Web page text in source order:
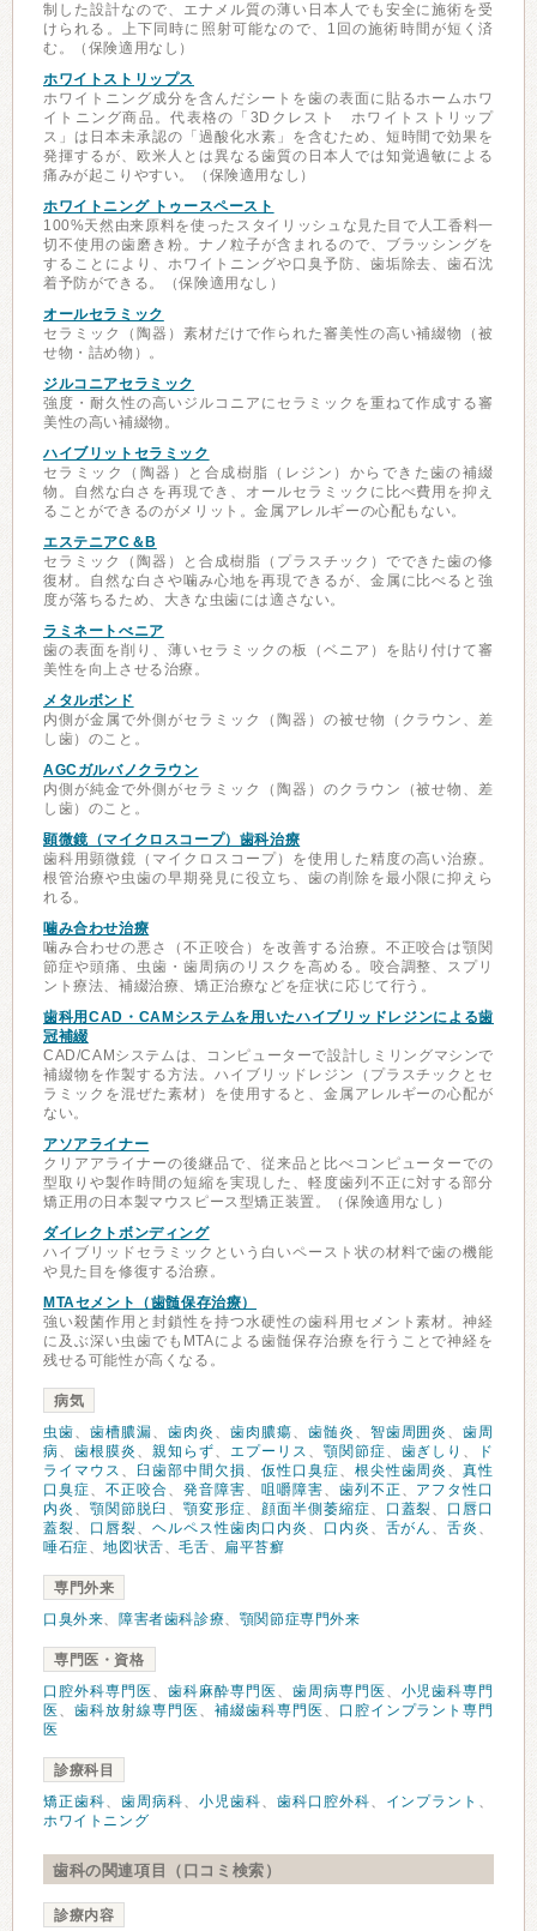
制した設計なので、エナメル質の薄い日本人でも安全に施術を受
けられる。上下同時に照射可能なので、1回の施術時間が短く済
む。（保険適用なし）
ホワイトストリップス
ホワイトニング成分を含んだシートを歯の表面に貼るホームホワ
イトニング商品。代表格の「3Dクレスト ホワイトストリップ
ス」は日本未承認の「過酸化水素」を含むため、短時間で効果を
発揮するが、欧米人とは異なる歯質の日本人では知覚過敏による
痛みが起こりやすい。（保険適用なし）
ホワイトニング トゥースペースト
100%天然由来原料を使ったスタイリッシュな見た目で人工香料一
切不使用の歯磨き粉。ナノ粒子が含まれるので、ブラッシングを
することにより、ホワイトニングや口臭予防、歯垢除去、歯石沈
着予防ができる。（保険適用なし）
オールセラミック
セラミック（陶器）素材だけで作られた審美性の高い補綴物（被
せ物・詰め物）。
ジルコニアセラミック
強度・耐久性の高いジルコニアにセラミックを重ねて作成する審
美性の高い補綴物。
ハイブリットセラミック
セラミック（陶器）と合成樹脂（レジン）からできた歯の補綴
物。自然な白さを再現でき、オールセラミックに比べ費用を抑え
ることができるのがメリット。金属アレルギーの心配もない。
エステニアC＆B
セラミック（陶器）と合成樹脂（プラスチック）でできた歯の修
復材。自然な白さや噛み心地を再現できるが、金属に比べると強
度が落ちるため、大きな虫歯には適さない。
ラミネートべニア
歯の表面を削り、薄いセラミックの板（ベニア）を貼り付けて審
美性を向上させる治療。
メタルボンド
内側が金属で外側がセラミック（陶器）の被せ物（クラウン、差
し歯）のこと。
AGCガルバノクラウン
内側が純金で外側がセラミック（陶器）のクラウン（被せ物、差
し歯）のこと。
顕微鏡（マイクロスコープ）歯科治療
歯科用顕微鏡（マイクロスコープ）を使用した精度の高い治療。
根管治療や虫歯の早期発見に役立ち、歯の削除を最小限に抑えら
れる。
噛み合わせ治療
噛み合わせの悪さ（不正咬合）を改善する治療。不正咬合は顎関
節症や頭痛、虫歯・歯周病のリスクを高める。咬合調整、スプリ
ント療法、補綴治療、矯正治療などを症状に応じて行う。
歯科用CAD・CAMシステムを用いたハイブリッドレジンによる歯
冠補綴
CAD/CAMシステムは、コンピューターで設計しミリングマシンで
補綴物を作製する方法。ハイブリッドレジン（プラスチックとセ
ラミックを混ぜた素材）を使用すると、金属アレルギーの心配が
ない。
アソアライナー
クリアアライナーの後継品で、従来品と比べコンピューターでの
型取りや製作時間の短縮を実現した、軽度歯列不正に対する部分
矯正用の日本製マウスピース型矯正装置。（保険適用なし）
ダイレクトボンディング
ハイブリッドセラミックという白いペースト状の材料で歯の機能
や見た目を修復する治療。
MTAセメント（歯髄保存治療）
強い殺菌作用と封鎖性を持つ水硬性の歯科用セメント素材。神経
に及ぶ深い虫歯でもMTAによる歯髄保存治療を行うことで神経を
残せる可能性が高くなる。
病気
虫歯、 歯槽膿漏、 歯肉炎 、 歯肉膿瘍、 歯髄炎 、 智歯周囲炎 、歯周
病、 歯根膜炎 、 親知らず、 エプーリス 、 顎関節症、 歯ぎしり 、
ド
ライマウス 、 臼歯部中間欠損 、 仮性口臭症、 根尖性歯周炎 、真性
口臭症、 不正咬合、 発音障害、 咀嚼障害、 歯列不正 、 アフタ性口
内炎 、 顎関節脱臼 、 顎変形症、 顔面半側萎縮症、 口蓋裂、 口唇口
蓋裂、 口唇裂、 ヘルペス性歯肉口内炎 、 口内炎 、 舌がん 、舌炎 、
唾石症、地図状舌、毛舌、 扁平苔癬
専門外来
口臭外来、 障害者歯科診療、 顎関節症専門外来
専門医・資格
口腔外科専門医 、 歯科麻酔専門医 、 歯周病専門医 、 小児歯科専門
医 、 歯科放射線専門医 、 補綴歯科専門医 、 口腔インプラント専門
医
診療科目
矯正歯科、 歯周病科、 小児歯科、 歯科口腔外科、 インプラント 、
ホワイトニング
歯科の関連項目（口コミ検索）
診療内容